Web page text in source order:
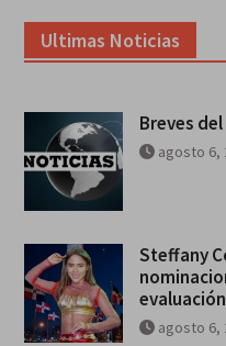
Ultimas Noticias
Breves
agosto 6,
Steffany
agosto 6,